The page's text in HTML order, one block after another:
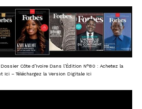
Côte d’Ivoire Dans l’Édition N°80 : Achetez la
Ici – Téléchargez la Version Digitale Ici